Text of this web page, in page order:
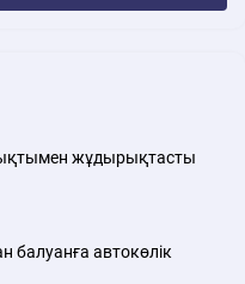
жұдырықтасты
балуанға автокөлік